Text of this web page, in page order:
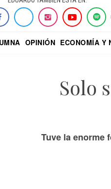
OPINIÓN ECONOMÍA Y
Solo
Tuve la enorme